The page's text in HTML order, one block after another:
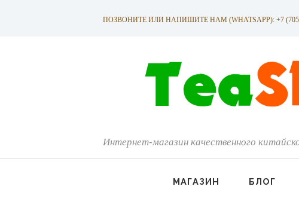
ПОЗВОНИТЕ ИЛИ НАПИШИТЕ НАМ (WHATSAPP): +7 (705)
Интернет-магазин качественного
МАГАЗИН БЛОГ